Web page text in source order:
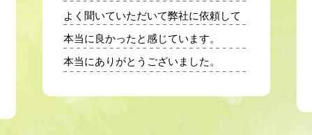
よく聞いていただいて弊社に依頼して
本当に良かったと感じています。
本当にありがとうございました。